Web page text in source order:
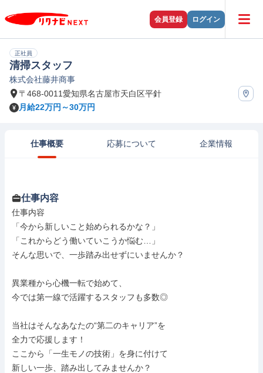
会員登録 ログイン
正社員
清掃スタッフ
株式会社藤井商事
〒468-0011愛知県名古屋市天白区平針
月給22万円～30万円
仕事概要 応募について 企業情報
仕事内容
仕事内容
「今から新しいこと始められるかな？」
「これからどう働いていこうか悩む…」
そんな思いで、一歩踏み出せずにいませんか？
異業種から心機一転で始めて、
今では第一線で活躍するスタッフも多数◎
当社はそんなあなたの“第二のキャリア”を
全力で応援します！
ここから「一生モノの技術」を身に付けて
新しい一歩、踏み出してみませんか？